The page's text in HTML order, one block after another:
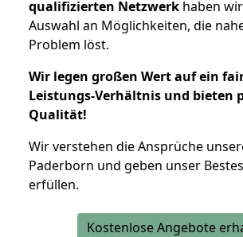
qualifizierten Netzwerk haben
Auswahl an Möglichkeiten, die
Problem löst.
Wir legen großen Wert auf ein
Leistungs-Verhältnis und bieten
Qualität!
Wir verstehen die Ansprüche
Paderborn und geben unser
erfüllen.
Kostenlose Angebote